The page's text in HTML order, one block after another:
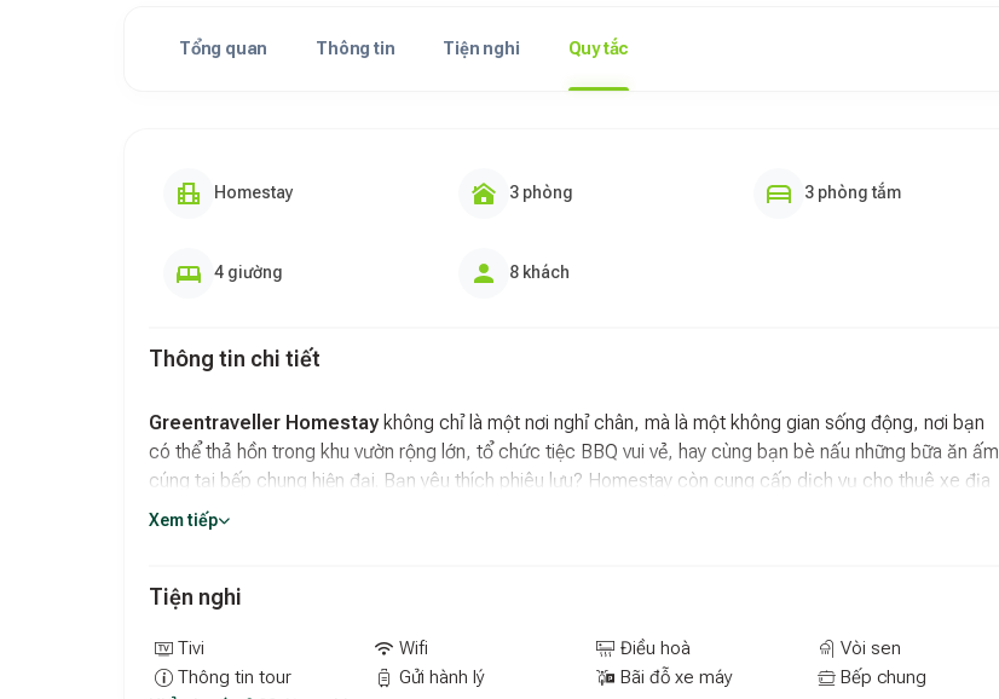
Tổng quan Thông tin Tiện nghi Quy tắc
Homestay 3 phòng 3 phòng tắm
4 giường 8 khách
Thông tin chi tiết
Greentraveller Homestaykhông chỉ là một nơi nghỉ chân, mà là một không gian sống động, nơi bạn
có thể thả hồn trong khu vườn rộng lớn, tổ chức tiệc BBQ vui vẻ, hay cùng bạn bè nấu những bữa ăn ấm
cúng tại bếp chung hiện đại. Bạn yêu thích phiêu lưu? Homestay còn cung cấp dịch vụ cho thuê xe địa
hình, sẵn sàng đưa bạn chinh phục những cung đường bụi đỏ đầy thách thức của Buôn Ma Thuột. Với
Một số phòng tại Greentraveller được thiết kế với ban công riêng, nơi bạn có thể nhâm nhi tách cà phê
sáng, ngắm nhìn khu vườn xanh mướt hoặc xa xa là dãy núi trập trùng của Tây Nguyên. Không gian tại
đây mang đậm hơi thở tự nhiên, kết hợp hài hòa với sự tiện nghi hiện đại, tạo nên một nơi trú ẩn lý tưởng
Xem tiếp
Tiện nghi
Tivi Wifi Điều hoà
Vòi sen
Thông tin tour
Gửi hành lý Bãi đỗ xe máy Bếp chung